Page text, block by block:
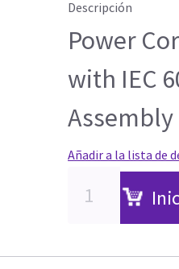
Descripción
Power
with IEC
Assembly
Añadir a la lista de